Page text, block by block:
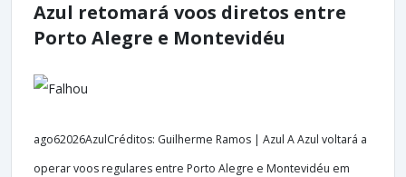
Azul retomará voos diretos entre
Porto Alegre e Montevidéu
ago62026AzulCréditos: Guilherme Ramos | Azul A Azul voltará a
operar voos regulares entre Porto Alegre e Montevidéu em